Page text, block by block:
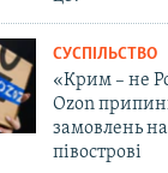
СУСПІЛЬСТВО
«Крим – не
Ozon
замовлень
півострові